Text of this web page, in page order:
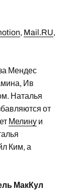
, Mail.RU,
Мендес
Ив
Наталья
от
Мелинуи
Ким, а
МакКул